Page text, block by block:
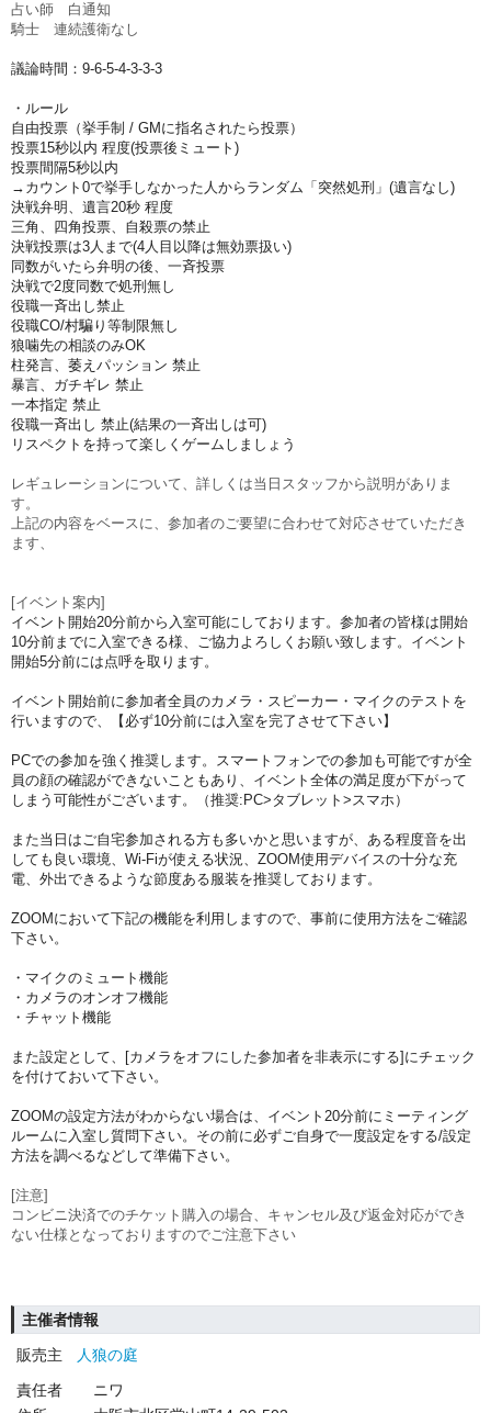
占い師 白通知
騎士 連続護衛なし
議論時間：9-6-5-4-3-3-3
・ルール
自由投票（挙手制 / GMに指名されたら投票）
投票15秒以内 程度(投票後ミュート)
投票間隔5秒以内
→カウント0で挙手しなかった人からランダム「突然処刑」(遺言なし)
決戦弁明、遺言20秒 程度
三角、四角投票、自殺票の禁止
決戦投票は3人まで(4人目以降は無効票扱い)
同数がいたら弁明の後、一斉投票
決戦で2度同数で処刑無し
役職一斉出し禁止
役職CO/村騙り等制限無し
狼噛先の相談のみOK
柱発言、萎えパッション 禁止
暴言、ガチギレ 禁止
一本指定 禁止
役職一斉出し 禁止(結果の一斉出しは可)
リスペクトを持って楽しくゲームしましょう
レギュレーションについて、詳しくは当日スタッフから説明がありま
す。
上記の内容をベースに、参加者のご要望に合わせて対応させていただき
ます、
[イベント案内]
イベント開始20分前から入室可能にしております。参加者の皆様は開始
10分前までに入室できる様、ご協力よろしくお願い致します。イベント
開始5分前には点呼を取ります。
イベント開始前に参加者全員のカメラ・スピーカー・マイクのテストを
行いますので、【必ず10分前には入室を完了させて下さい】
PCでの参加を強く推奨します。スマートフォンでの参加も可能ですが全
員の顔の確認ができないこともあり、イベント全体の満足度が下がって
しまう可能性がございます。（推奨:PC>タブレット>スマホ）
また当日はご自宅参加される方も多いかと思いますが、ある程度音を出
しても良い環境、Wi-Fiが使える状況、ZOOM使用デバイスの十分な充
電、外出できるような節度ある服装を推奨しております。
ZOOMにおいて下記の機能を利用しますので、事前に使用方法をご確認
下さい。
・マイクのミュート機能
・カメラのオンオフ機能
・チャット機能
また設定として、[カメラをオフにした参加者を非表示にする]にチェック
を付けておいて下さい。
ZOOMの設定方法がわからない場合は、イベント20分前にミーティング
ルームに入室し質問下さい。その前に必ずご自身で一度設定をする/設定
方法を調べるなどして準備下さい。
[注意]
コンビニ決済でのチケット購入の場合、キャンセル及び返金対応ができ
ない仕様となっておりますのでご注意下さい
主催者情報
販売主
人狼の庭
責任者
ニワ